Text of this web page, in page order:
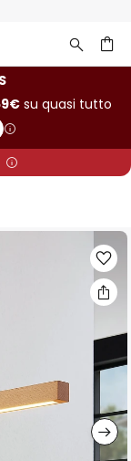
su quasi tutto